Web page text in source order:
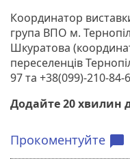
Координатор
група ВПО м.
Шкуратова
переселенців
97 та +38(099)-210-84-
Додайте 20 хвилин
Прокоментуйте chat_bubble